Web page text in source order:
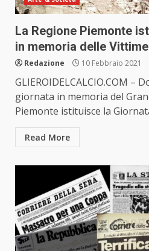
La Regione Piemonte
in memoria delle Vittime
Redazione 10 Febbraio 2021
GLIEROIDELCALCIO.COM –
giornata in memoria del
Piemonte istituisce la
Read More